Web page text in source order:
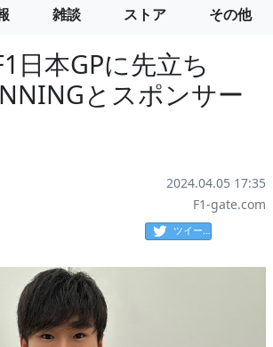
雑談 ストア その他
日本GPに先立ち
とスポンサー
2024.04.05 17:35
F1-gate.com
ツイート